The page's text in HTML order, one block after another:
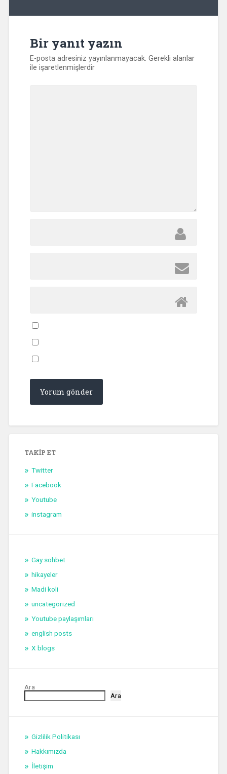
Bir yanıt yazın
E-posta adresiniz yayınlanmayacak. Gerekli alanlar
ile işaretlenmişlerdir
TAKIP ET
Twitter
Facebook
Youtube
instagram
Gay sohbet
hikayeler
Madi koli
uncategorized
Youtube paylaşımları
english posts
X blogs
Ara
Ara
Gizlilik Politikası
Hakkımızda
İletişim